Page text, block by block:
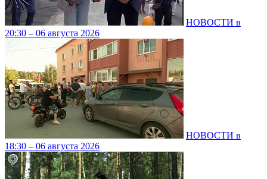
НОВОСТИ в
20:30 – 06 августа 2026
НОВОСТИ в
18:30 – 06 августа 2026